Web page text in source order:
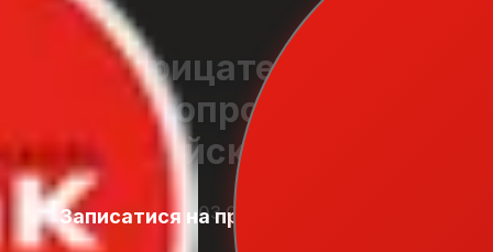
Записатися на пробний урок
Отрицательные
вопросы в
английском языке
03.01.2026